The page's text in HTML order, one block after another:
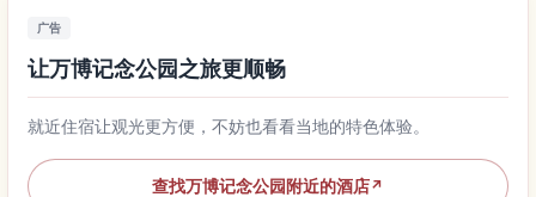
广告
让万博记念公园之旅更顺畅
就近住宿让观光更方便，不妨也看看当地的特色体验。
查找万博记念公园附近的酒店↗